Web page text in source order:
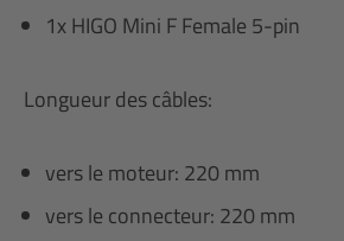
1x HIGO Mini F Female 5-pin
Longueur des câbles:
vers le moteur: 220 mm
vers le connecteur: 220 mm